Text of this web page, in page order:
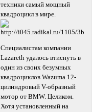
техники самый мощный
квадроцикл в мире.
Специалистам компании
Lazareth удалось втиснуть в
один из своих безумных
квадроциклов Wazuma 12-
цилиндровый V-образный
мотор от BMW. Целиком.
Хотя установленный на